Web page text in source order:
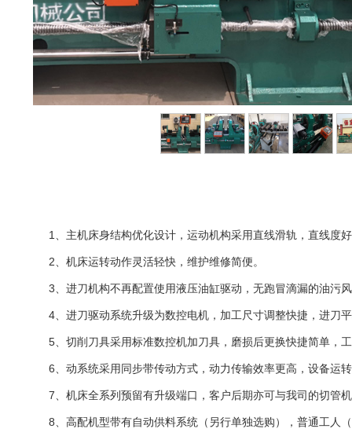
1、主机床身结构优化设计，运动机构采用直线滑轨，直线度好
2、机床运转动作灵活轻快，维护维修简便。
3、进刀机构不再配置使用液压油缸驱动，无跑冒滴漏的油污
4、进刀驱动系统升级为数控电机，加工尺寸调整快捷，进刀
5、切削刀具采用标准数控机加刀具，磨损后更换快捷简单，
6、动系统采用同步带传动方式，动力传输效率更高，设备运
7、机床全系列预留有升级端口，客户后期亦可与我司的切管机
8、高配机型带有自动供料系统（另行单独选购），普通工